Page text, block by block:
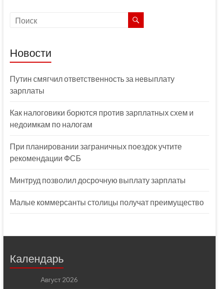
Новости
Путин смягчил ответственность за невыплату
зарплаты
Как налоговики борются против зарплатных схем и
недоимкам по налогам
При планировании заграничных поездок учтите
рекомендации ФСБ
Минтруд позволил досрочную выплату зарплаты
Малые коммерсанты столицы получат преимущество
Календарь
Август 2026